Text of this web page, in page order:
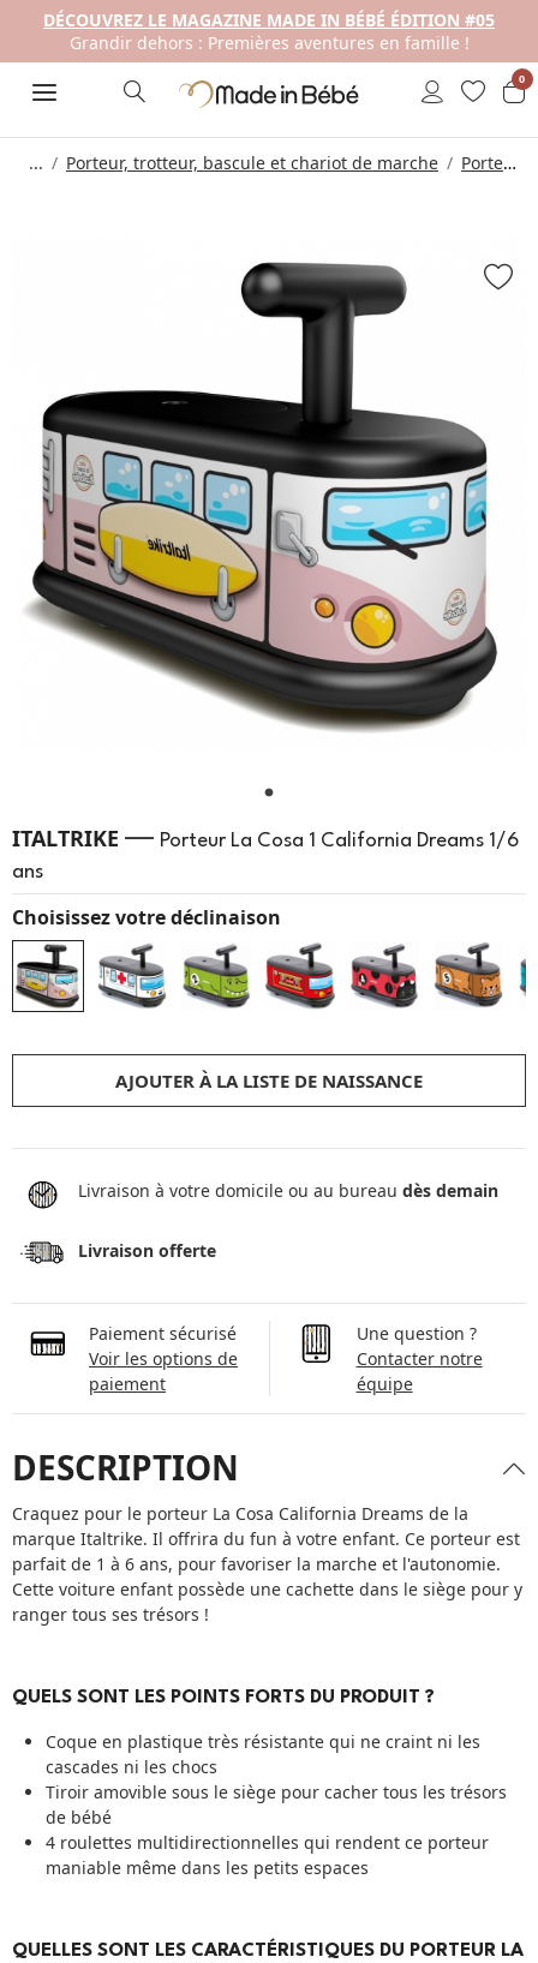
DÉCOUVREZ LE MAGAZINE MADE IN BÉBÉ ÉDITION #05
Grandir dehors : Premières aventures en famille !
0
... Porteur, trotteur, bascule et chariot de marche Porteur Bébé
ITALTRIKE — Porteur La Cosa 1 California Dreams 1/6
ans
Choisissez votre déclinaison
AJOUTER À LA LISTE DE NAISSANCE
Livraison à votre domicile ou au bureau dès demain
Livraison offerte
Paiement sécurisé
Voir les options de
paiement
Une question ?
Contacter notre
équipe
DESCRIPTION
Craquez pour le porteur La Cosa California Dreams de la
marque Italtrike. Il offrira du fun à votre enfant. Ce porteur est
parfait de 1 à 6 ans, pour favoriser la marche et l'autonomie.
Cette voiture enfant possède une cachette dans le siège pour y
ranger tous ses trésors !
QUELS SONT LES POINTS FORTS DU PRODUIT ?
Coque en plastique très résistante qui ne craint ni les
cascades ni les chocs
Tiroir amovible sous le siège pour cacher tous les trésors
de bébé
4 roulettes multidirectionnelles qui rendent ce porteur
maniable même dans les petits espaces
QUELLES SONT LES CARACTÉRISTIQUES DU PORTEUR LA